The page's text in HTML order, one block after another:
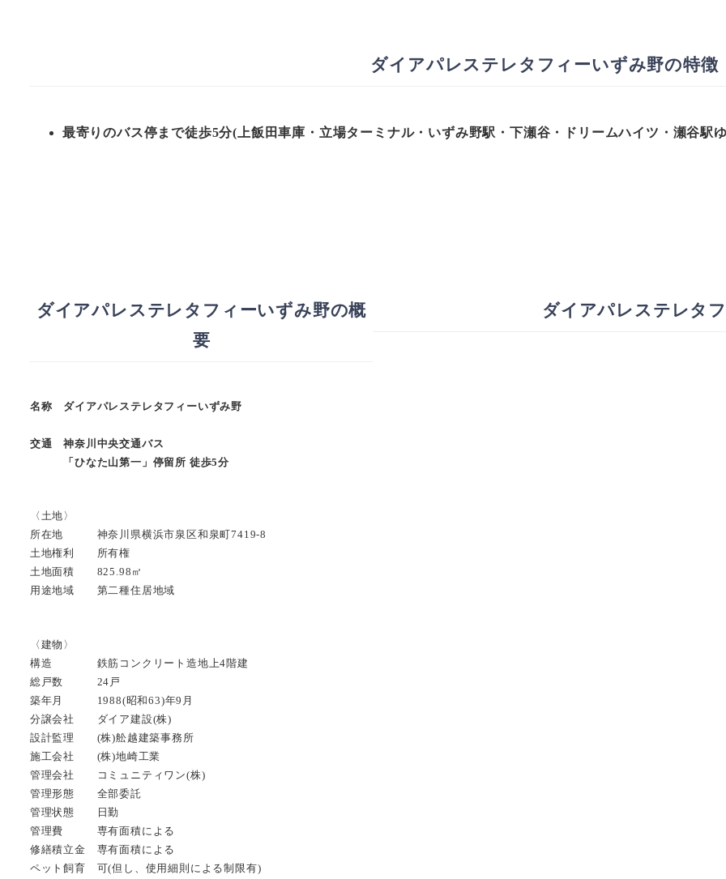
ダイアパレステレタフィーいずみ野の特徴
最寄りのバス停まで徒歩5分(上飯田車庫・立場ターミナル・いずみ野駅・下瀬谷・ドリームハイツ・瀬谷駅
ダイアパレステレタフィーいずみ野の概
要
名称 ダイアパレステレタフィーいずみ野
交通 神奈川中央交通バス
「ひなた山第一」停留所 徒歩5分
〈土地〉
所在地 神奈川県横浜市泉区和泉町7419-8
土地権利 所有権
土地面積 825.98㎡
用途地域 第二種住居地域
〈建物〉
構造 鉄筋コンクリート造地上4階建
総戸数 24戸
築年月 1988(昭和63)年9月
分譲会社 ダイア建設(株)
設計監理 (株)舩越建築事務所
施工会社 (株)地崎工業
管理会社 コミュニティワン(株)
管理形態 全部委託
管理状態 日勤
管理費 専有面積による
修繕積立金 専有面積による
ペット飼育 可(但し、使用細則による制限有)
ダイアパレステレタ